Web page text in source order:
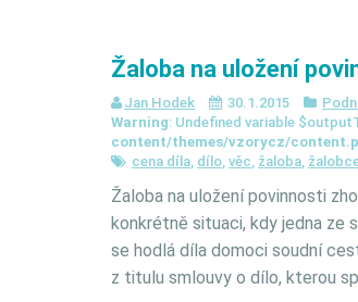
Žaloba na uložení
Jan Hodek 30.1.2015
Warning: Undefined variable
content/themes/vzorycz/
cena díla, dílo, věc, žaloba,
Žaloba na uložení povinnosti
konkrétně situaci, kdy jedna ze
se hodlá díla domoci soudní
z titulu smlouvy o dílo, kterou